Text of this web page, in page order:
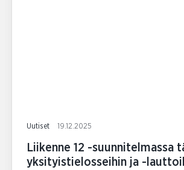
Uutiset 19.12.2025
Liikenne 12 -suunnitelmassa
yksityistielosseihin ja -